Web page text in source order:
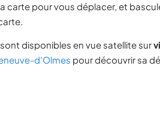
carte pour vous déplacer, et
sont disponibles en vue satellite sur
d'Olmes pour découvrir sa